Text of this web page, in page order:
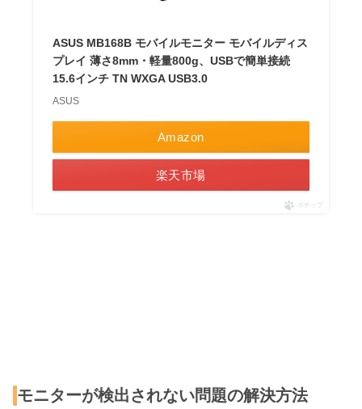
ASUS MB168B モバイルモニター モバイルディス
プレイ 薄さ8mm・軽量800g、USBで簡単接続
15.6インチ TN WXGA USB3.0
ASUS
Amazon
楽天市場
ポチップ
モニターが検出されない問題の解決方法